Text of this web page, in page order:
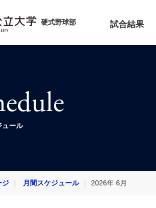
硬式野球部 試合結果
ュール
ジ 月間スケジュール 2026年 6月